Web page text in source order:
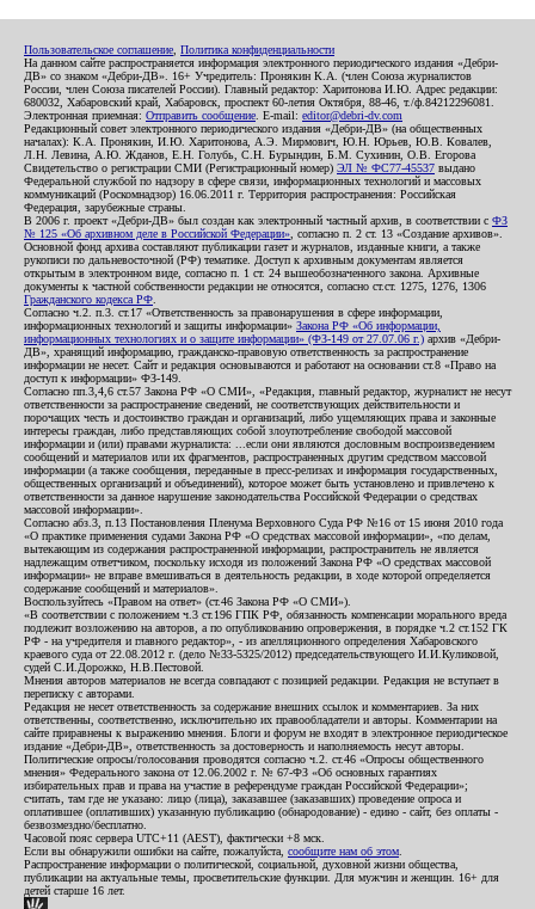
Пользовательское соглашение Политика конфиденциальности
На данном сайте распространяется информация электронного периодического издания «Дебри-
ДВ» со знаком «Дебри-ДВ». 16+ Учредитель: Пронякин К.А. (член Союза журналистов
России, член Союза писателей России). Главный редактор: Харитонова И.Ю. Адрес редакции:
680032, Хабаровский край, Хабаровск, проспект 60-летия Октября, 88-46, т./ф.84212296081.
Электронная приемная: Отправить сообщение . E-mail: editor@debri-dv.com
Редакционный совет электронного периодического издания «Дебри-ДВ» (на общественных
началах): К.А. Пронякин, И.Ю. Харитонова, А.Э. Мирмович, Ю.Н. Юрьев, Ю.В. Ковалев,
Л.Н. Левина, А.Ю. Жданов, Е.Н. Голубь, С.Н. Бурындин, Б.М. Сухинин, О.В. Егорова
Свидетельство о регистрации СМИ (Регистрационный номер) ЭЛ № ФС77-45537 выдано
Федеральной службой по надзору в сфере связи, информационных технологий и массовых
коммуникаций (Роскомнадзор) 16.06.2011 г. Территория распространения: Российская
Федерация, зарубежные страны.
В 2006 г. проект «Дебри-ДВ» был создан как электронный частный архив, в соответствии с ФЗ
№ 125 «Об архивном деле в Российской Федерации» , согласно п. 2 ст. 13 «Создание архивов».
Основной фонд архива составляют публикации газет и журналов, изданные книги, а также
рукописи по дальневосточной (РФ) тематике. Доступ к архивным документам является
открытым в электронном виде, согласно п. 1 ст. 24 вышеобозначенного закона. Архивные
документы к частной собственности редакции не относятся, согласно ст.ст. 1275, 1276, 1306
Гражданского кодекса РФ
Согласно ч.2. п.3. ст.17 «Ответственность за правонарушения в сфере информации,
информационных технологий и защиты информации» Закона РФ «Об информации,
информационных технологиях и о защите информации» (ФЗ-149 от 27.07.06 г.) архив «Дебри-
ДВ», хранящий информацию, гражданско-правовую ответственность за распространение
информации не несет. Сайт и редакция основываются и работают на основании ст.8 «Право на
доступ к информации» ФЗ-149.
Согласно пп.3,4,6 ст.57 Закона РФ «О СМИ», «Редакция, главный редактор, журналист не несут
ответственности за распространение сведений, не соответствующих действительности и
порочащих честь и достоинство граждан и организаций, либо ущемляющих права и законные
интересы граждан, либо представляющих собой злоупотребление свободой массовой
информации и (или) правами журналиста: ...если они являются дословным воспроизведением
сообщений и материалов или их фрагментов, распространенных другим средством массовой
информации (а также сообщения, переданные в пресс-релизах и информация государственных,
общественных организаций и объединений), которое может быть установлено и привлечено к
ответственности за данное нарушение законодательства Российской Федерации о средствах
массовой информации».
Согласно абз.3, п.13 Постановления Пленума Верховного Суда РФ №16 от 15 июня 2010 года
«О практике применения судами Закона РФ «О средствах массовой информации», «по делам,
вытекающим из содержания распространенной информации, распространитель не является
надлежащим ответчиком, поскольку исходя из положений Закона РФ «О средствах массовой
информации» не вправе вмешиваться в деятельность редакции, в ходе которой определяется
содержание сообщений и материалов».
Воспользуйтесь «Правом на ответ» (ст.46 Закона РФ «О СМИ»).
«В соответствии с положением ч.3 ст.196 ГПК РФ, обязанность компенсации морального вреда
подлежит возложению на авторов, а по опубликованию опровержения, в порядке ч.2 ст.152 ГК
РФ - на учредителя и главного редактор», - из апелляционного определения Хабаровского
краевого суда от 22.08.2012 г. (дело №33-5325/2012) председательствующего И.И.Куликовой,
судей С.И.Дорожко, Н.В.Пестовой.
Мнения авторов материалов не всегда совпадают с позицией редакции. Редакция не вступает в
переписку с авторами.
Редакция не несет ответственность за содержание внешних ссылок и комментариев. За них
ответственны, соответственно, исключительно их правообладатели и авторы. Комментарии на
сайте приравнены к выражению мнения. Блоги и форум не входят в электронное периодическое
издание «Дебри-ДВ», ответственность за достоверность и наполняемость несут авторы.
Политические опросы/голосования проводятся согласно ч.2. ст.46 «Опросы общественного
мнения» Федерального закона от 12.06.2002 г. № 67-ФЗ «Об основных гарантиях
избирательных прав и права на участие в референдуме граждан Российской Федерации»;
считать, там где не указано: лицо (лица), заказавшее (заказавших) проведение опроса и
оплатившее (оплативших) указанную публикацию (обнародование) - едино - сайт, без оплаты -
безвозмездно/бесплатно.
Часовой пояс сервера UTC+11 (AEST), фактически +8 мск.
Если вы обнаружили ошибки на сайте, пожалуйста, сообщите нам об этом
Распространение информации о политической, социальной, духовной жизни общества,
публикации на актуальные темы, просветительские функции. Для мужчин и женщин. 16+ для
детей старше 16 лет.